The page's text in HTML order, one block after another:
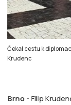
Čekal cestu k
Krudenc
Brno -Filip